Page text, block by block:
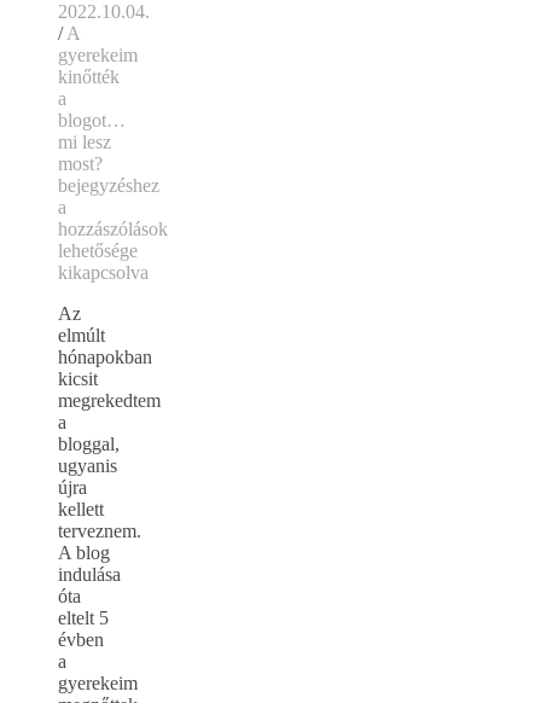
2022.10.04.
/A
gyerekeim
kinőtték
a
blogot…
mi lesz
most?
bejegyzéshez
a
hozzászólások
lehetősége
kikapcsolva
Az
elmúlt
hónapokban
kicsit
megrekedtem
a
bloggal,
ugyanis
újra
kellett
terveznem.
A blog
indulása
óta
eltelt 5
évben
a
gyerekeim